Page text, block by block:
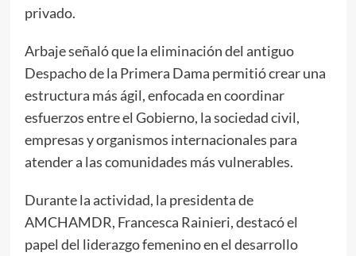
privado.
Arbaje señaló que la eliminación del antiguo
Despacho de la Primera Dama permitió crear una
estructura más ágil, enfocada en coordinar
esfuerzos entre el Gobierno, la sociedad civil,
empresas y organismos internacionales para
atender a las comunidades más vulnerables.
Durante la actividad, la presidenta de
AMCHAMDR, Francesca Rainieri, destacó el
papel del liderazgo femenino en el desarrollo